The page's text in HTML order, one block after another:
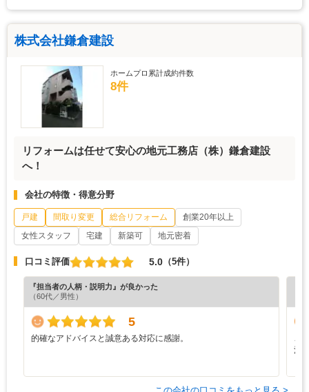
株式会社鎌倉建設
ホームプロ累計成約件数
8件
リフォームは任せて安心の地元工務店（株）鎌倉建設
へ！
会社の特徴・得意分野
戸建 間取り変更 総合リフォーム
創業20年以上
女性スタッフ
宅建 新築可 地元密着
口コミ評価 5.0 （5件）
『担当者の人柄・説明力』が良かった
（60代／男性）
5
的確なアドバイスと誠意ある対応に感謝。
注